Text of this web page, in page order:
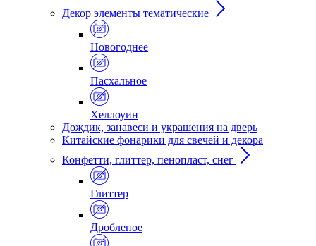
Декор элементы тематические
Новогоднее
Пасхальное
Хеллоуин
Дождик, занавеси и украшения на дверь
Китайские фонарики для свечей и декора
Конфетти, глиттер, пенопласт, снег
Глиттер
Дробленое